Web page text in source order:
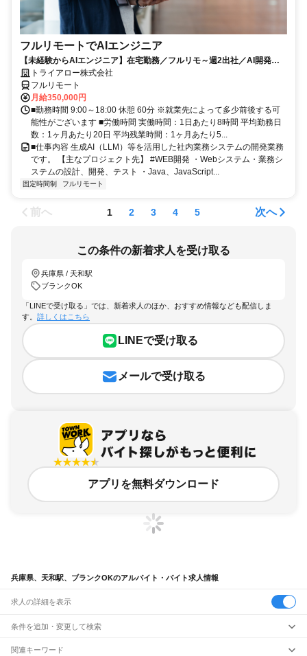
フルリモートでAIエンジニア
【未経験からAIエンジニア】在宅勤務／フルリモ～週2出社／AI開発を
仕事にする
トライアロー株式会社
フルリモート
月給350,000円
■勤務時間 9:00～18:00 休憩 60分 ※就業先によって多少前後する可
能性がございます ■労働時間 実働時間：1日あたり8時間 平均勤務日
数：1ヶ月あたり20日 平均残業時間：1ヶ月あたり5...
■仕事内容 生成AI（LLM）等を活用した社内業務システムの開発業務
です。 【主なプロジェクト先】 #WEB開発 ・Webシステム・業務シ
ステムの設計、開発、テスト ・Java、JavaScript...
固定時間制 フルリモート
前へ 1 2 3 4 5 次へ
この条件の新着求人を受け取る
兵庫県 / 天和駅
ブランクOK
「LINEで受け取る」では、新着求人のほか、おすすめ情報なども配信しま
す。 詳しくはこちら
LINEで受け取る
メールで受け取る
アプリを無料ダウンロード
兵庫県、天和駅、ブランクOKのアルバイト・バイト求人情報
求人の詳細を表示
条件を追加・変更して検索
市区町村を追加・変更
関連キーワード